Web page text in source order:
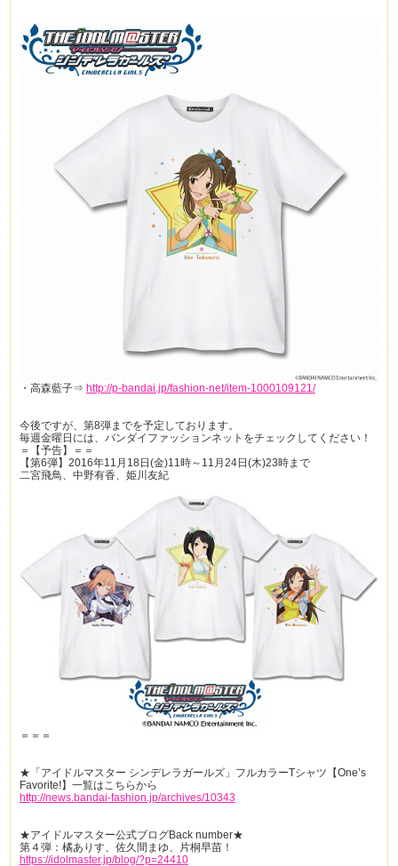
・高森藍子⇒ http://p-bandai.jp/fashion-net/item-1000109121/
今後ですが、第8弾までを予定しております。
毎週金曜日には、バンダイファッションネットをチェックしてください！
＝【予告】＝＝
【第6弾】2016年11月18日(金)11時～11月24日(木)23時まで
二宮飛鳥、中野有香、姫川友紀
＝＝＝
★「アイドルマスター シンデレラガールズ」フルカラーTシャツ【One’s
Favorite!】一覧はこちらから
http://news.bandai-fashion.jp/archives/10343
★アイドルマスター公式ブログBack number★
第４弾：橘ありす、佐久間まゆ、片桐早苗！
https://idolmaster.jp/blog/?p=24410